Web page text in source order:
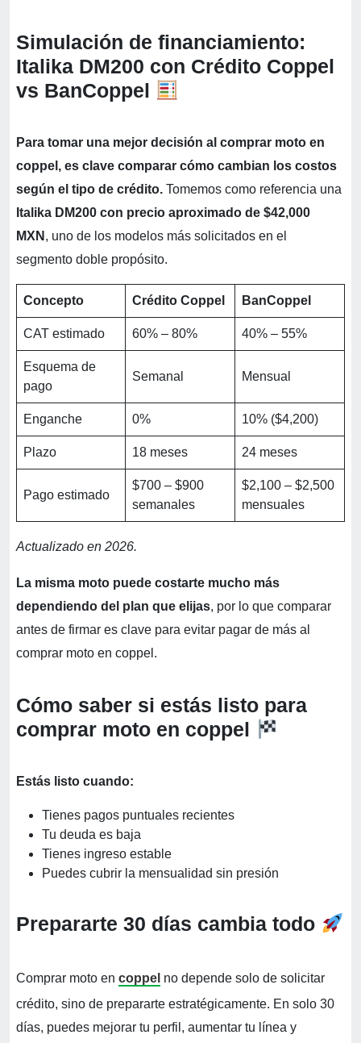
Simulación de financiamiento:
Italika DM200 con Crédito Coppel
vs BanCoppel
Para tomar una mejor decisión al comprar moto en
coppel, es clave comparar cómo cambian los costos
según el tipo de crédito. Tomemos como referencia una
Italika DM200 con precio aproximado de $42,000
MXN , uno de los modelos más solicitados en el
segmento doble propósito.
Concepto Crédito Coppel BanCoppel
CAT estimado 60% – 80% 40% – 55%
Esquema de
pago
Semanal Mensual
Enganche 0% 10% ($4,200)
Plazo 18 meses 24 meses
Pago estimado
$700 – $900
semanales
$2,100 – $2,500
mensuales
Actualizado en 2026.
La misma moto puede costarte mucho más
dependiendo del plan que elijas, por lo que comparar
antes de firmar es clave para evitar pagar de más al
comprar moto en coppel.
Cómo saber si estás listo para
comprar moto en coppel
Estás listo cuando:
Tienes pagos puntuales recientes
Tu deuda es baja
Tienes ingreso estable
Puedes cubrir la mensualidad sin presión
Prepararte 30 días cambia todo
Comprar moto en coppel no depende solo de solicitar
crédito, sino de prepararte estratégicamente. En solo 30
días, puedes mejorar tu perfil, aumentar tu línea y